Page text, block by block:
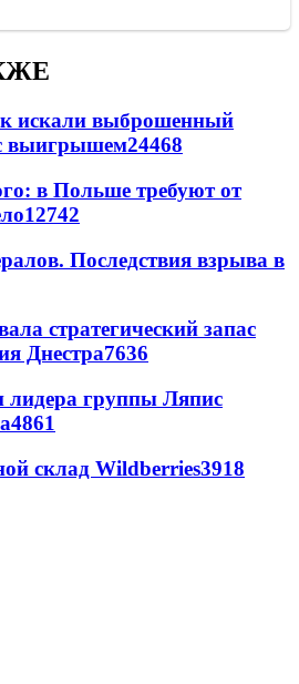
искали выброшенный
выигрышем24468
в Польше требуют от
12742
Последствия взрыва в
стратегический запас
Днестра7636
лидера группы Ляпис
4861
склад Wildberries3918